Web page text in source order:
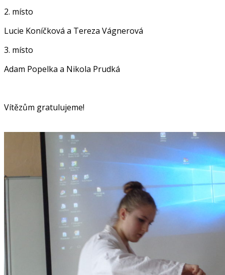
2. místo
Lucie Koníčková a Tereza Vágnerová
3. místo
Adam Popelka a Nikola Prudká
Vítězům gratulujeme!